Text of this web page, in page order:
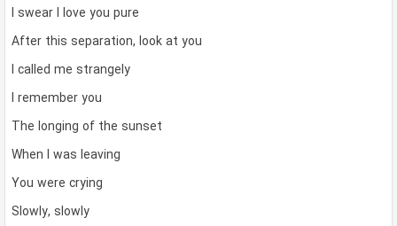
I swear I love you pure
After this separation, look at you
I called me strangely
I remember you
The longing of the sunset
When I was leaving
You were crying
Slowly, slowly